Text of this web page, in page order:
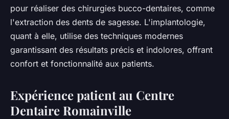
pour réaliser des chirurgies bucco-dentaires, comme
l'extraction des dents de sagesse. L'implantologie,
quant à elle, utilise des techniques modernes
garantissant des résultats précis et indolores, offrant
confort et fonctionnalité aux patients.
Expérience patient au Centre
Dentaire Romainville